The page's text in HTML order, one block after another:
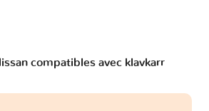
compatibles avec klavkarr